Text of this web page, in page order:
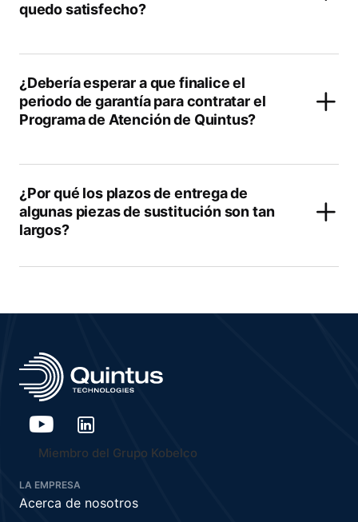
quedo satisfecho?
¿Debería esperar a que finalice el
periodo de garantía para contratar el
Programa de Atención de Quintus?
¿Por qué los plazos de entrega de
algunas piezas de sustitución son tan
largos?
Miembro del Grupo Kobelco
LA EMPRESA
Acerca de nosotros